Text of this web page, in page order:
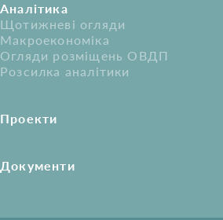
Аналітика
Щотижневі огляди
Макроекономіка
Огляди розміщень ОВДП
Розсилка аналітики
Проекти
Документи